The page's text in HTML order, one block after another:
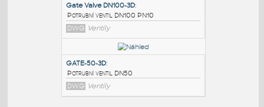
DWG Potrubí
Potrubní nosník (používaný v rafinériích)
DWG Potrubí